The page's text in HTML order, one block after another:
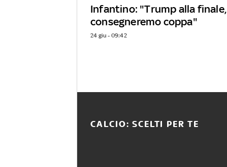
Infantino: "Trump alla finale,
consegneremo coppa"
24 giu - 09:42
CALCIO: SCELTI PER TE